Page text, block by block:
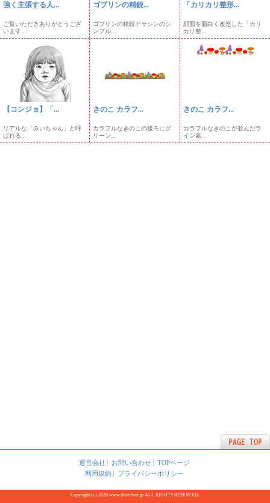
強く主張する人...
ご覧いただきありがとうござ
います...
ゴブリンの精鋭...
ゴブリンの精鋭アサシンのシ
ンプル...
「カリカリ整形...
顔面を面白く改造した「カリ
カリ整...
【コンジョ】「...
リアルな「みいちゃん」と呼
ばれる...
きのこ カラフ...
カラフルなきのこの後ろにグ
リーン...
きのこ カラフ...
カラフルなきのこが並んだラ
イン素...
運営会社 お問い合わせ
TOPページ
利用規約
プライバシーポリシー
Copyright (c) 2026 www.illust-box.jp ALL RIGHTS RESERVED.